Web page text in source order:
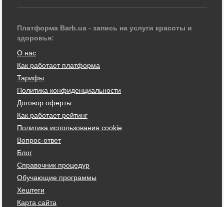
Платформа Barb.ua - запись на услуги красоты и
здоровья:
О нас
Как работает платформа
Тарифы
Политика конфиденциальности
Договор оферты
Как работает рейтинг
Политика использования cookie
Вопрос-ответ
Блог
Справочник процедур
Обучающие программы
Хештеги
Карта сайта